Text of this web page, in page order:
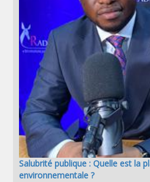
Salubrité publique : Quelle est la
environnementale ?